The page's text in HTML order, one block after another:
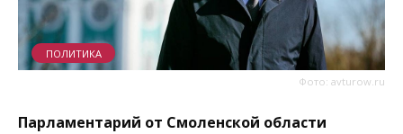
Фото: avturow.ru
ПОЛИТИКА
Парламентарий от Смоленской области